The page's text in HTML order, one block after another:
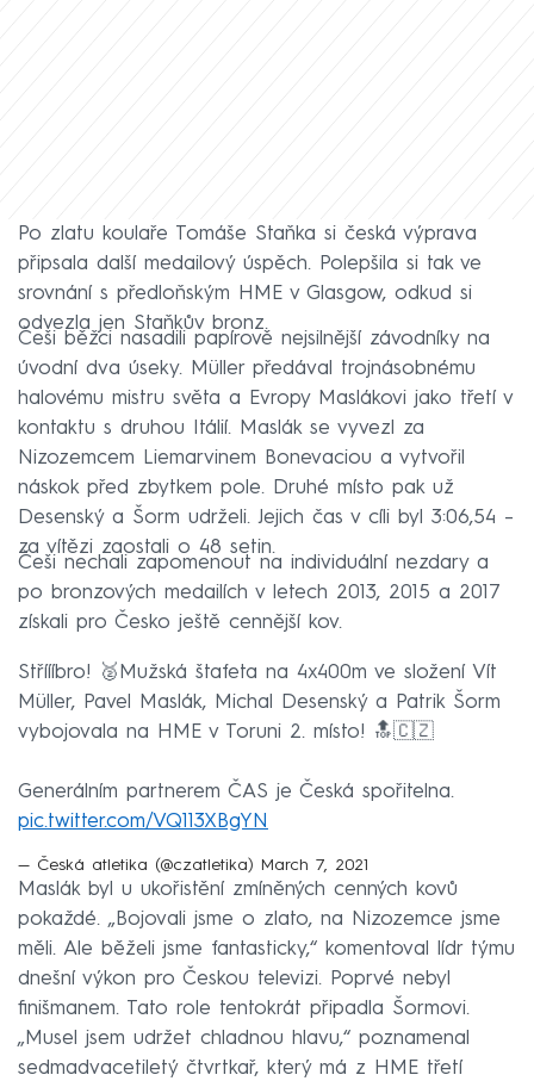
Po zlatu koulaře Tomáše Staňka si česká výprava
připsala další medailový úspěch. Polepšila si tak ve
srovnání s předloňským HME v Glasgow, odkud si
odvezla jen Staňkův bronz.
Češi běžci nasadili papírově nejsilnější závodníky na
úvodní dva úseky. Müller předával trojnásobnému
halovému mistru světa a Evropy Maslákovi jako třetí v
kontaktu s druhou Itálií. Maslák se vyvezl za
Nizozemcem Liemarvinem Bonevaciou a vytvořil
náskok před zbytkem pole. Druhé místo pak už
Desenský a Šorm udrželi. Jejich čas v cíli byl 3:06,54 –
za vítězi zaostali o 48 setin.
Češi nechali zapomenout na individuální nezdary a
po bronzových medailích v letech 2013, 2015 a 2017
získali pro Česko ještě cennější kov.
Stříííbro! 🥈Mužská štafeta na 4x400m ve složení Vít
Müller, Pavel Maslák, Michal Desenský a Patrik Šorm
vybojovala na HME v Toruni 2. místo! 🔝🇨🇿
Generálním partnerem ČAS je Česká spořitelna.
pic.twitter.com/VQ113XBgYN
— Česká atletika (@czatletika) March 7, 2021
Maslák byl u ukořistění zmíněných cenných kovů
pokaždé. „Bojovali jsme o zlato, na Nizozemce jsme
měli. Ale běželi jsme fantasticky,“ komentoval lídr týmu
dnešní výkon pro Českou televizi. Poprvé nebyl
finišmanem. Tato role tentokrát připadla Šormovi.
„Musel jsem udržet chladnou hlavu,“ poznamenal
sedmadvacetiletý čtvrtkař, který má z HME třetí